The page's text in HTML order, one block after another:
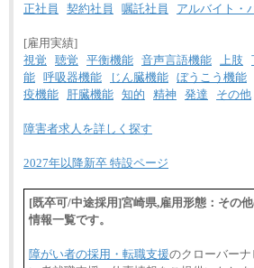
正社員
契約社員 嘱託社員 アルバイト・
[雇用実績]
視覚
聴覚 平衡機能 音声言語機能 上肢
能 呼吸器機能 じん臓機能 ぼうこう機能
疫機能
肝臓機能 知的 精神 発達 その他
障害者求人を詳しく探す
2027年以降新卒 特設ページ
[既卒可/中途採用]宮崎県,雇用形態：その
情報一覧です。
障がい者の採用・転職支援のクローバー